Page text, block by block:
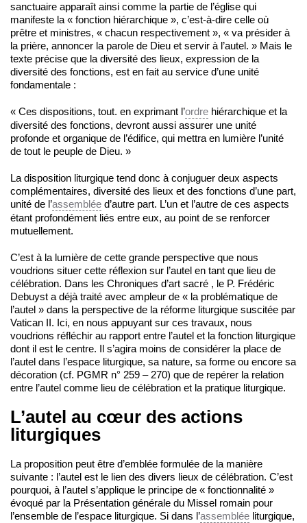
sanctuaire apparaît ainsi comme la partie de l’église qui
manifeste la « fonction hiérarchique », c’est-à-dire celle où
prêtre et ministres, « chacun respectivement », « va présider à
la prière, annoncer la parole de Dieu et servir à l’autel. » Mais le
texte précise que la diversité des lieux, expression de la
diversité des fonctions, est en fait au service d’une unité
fondamentale :
« Ces dispositions, tout. en exprimant l’ordre hiérarchique et la
diversité des fonctions, devront aussi assurer une unité
profonde et organique de l’édifice, qui mettra en lumière l’unité
de tout le peuple de Dieu. »
La disposition liturgique tend donc à conjuguer deux aspects
complémentaires, diversité des lieux et des fonctions d’une part,
unité de l’assemblée d’autre part. L’un et l’autre de ces aspects
étant profondément liés entre eux, au point de se renforcer
mutuellement.
C’est à la lumière de cette grande perspective que nous
voudrions situer cette réflexion sur l’autel en tant que lieu de
célébration. Dans les Chroniques d’art sacré , le P. Frédéric
Debuyst a déjà traité avec ampleur de « la problématique de
l’autel » dans la perspective de la réforme liturgique suscitée par
Vatican II. Ici, en nous appuyant sur ces travaux, nous
voudrions réfléchir au rapport entre l’autel et la fonction liturgique
dont il est le centre. Il s’agira moins de considérer la place de
l’autel dans l’espace liturgique, sa nature, sa forme ou encore sa
décoration (cf. PGMR n° 259 – 270) que de repérer la relation
entre l’autel comme lieu de célébration et la pratique liturgique.
L’autel au cœur des actions
liturgiques
La proposition peut être d’emblée formulée de la manière
suivante : l’autel est le lien des divers lieux de célébration. C’est
pourquoi, à l’autel s’applique le principe de « fonctionnalité »
évoqué par la Présentation générale du Missel romain pour
l’ensemble de l’espace liturgique. Si dans l’assemblée liturgique,